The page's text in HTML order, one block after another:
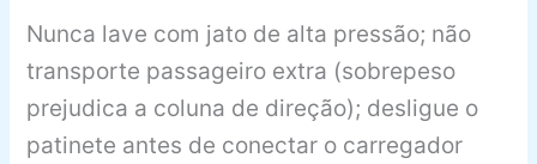
Nunca lave com jato de alta pressão; não
transporte passageiro extra (sobrepeso
prejudica a coluna de direção); desligue o
patinete antes de conectar o carregador